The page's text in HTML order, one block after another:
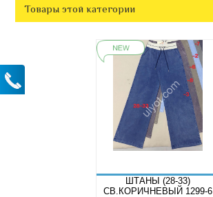
Товары этой категории
ШТАНЫ (28-33)
СВ.КОРИЧНЕВЫЙ 1299-6